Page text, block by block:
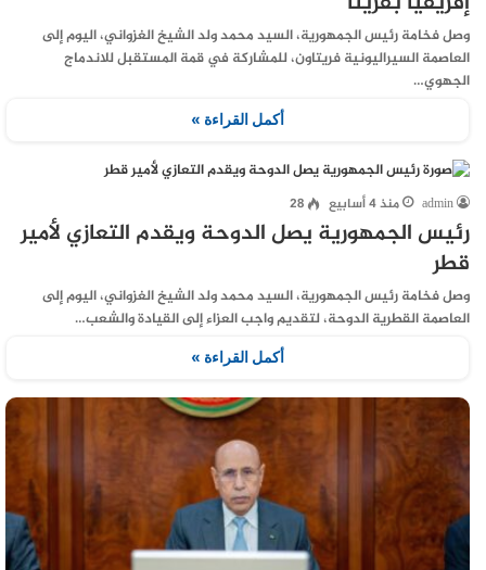
وصل فخامة رئيس الجمهورية، السيد محمد ولد الشيخ الغزواني، اليوم إلى
العاصمة السيراليونية فريتاون، للمشاركة في قمة المستقبل للاندماج
الجهوي…
أكمل القراءة »
admin منذ 4 أسابيع 28
رئيس الجمهورية يصل الدوحة ويقدم التعازي لأمير
قطر
وصل فخامة رئيس الجمهورية، السيد محمد ولد الشيخ الغزواني، اليوم إلى
العاصمة القطرية الدوحة، لتقديم واجب العزاء إلى القيادة والشعب…
أكمل القراءة »